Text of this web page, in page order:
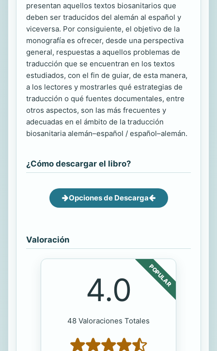
presentan aquellos textos biosanitarios que
deben ser traducidos del alemán al español y
viceversa. Por consiguiente, el objetivo de la
monografía es ofrecer, desde una perspectiva
general, respuestas a aquellos problemas de
traducción que se encuentran en los textos
estudiados, con el fin de guiar, de esta manera,
a los lectores y mostrarles qué estrategias de
traducción o qué fuentes documentales, entre
otros aspectos, son las más frecuentes y
adecuadas en el ámbito de la traducción
biosanitaria alemán–español / español–alemán.
¿Cómo descargar el libro?
Opciones de Descarga
Valoración
POPULAR
4.0
48 Valoraciones Totales